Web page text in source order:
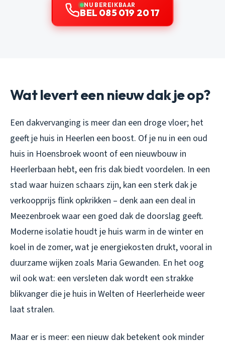
NU BEREIKBAAR
BEL 085 019 20 17
Wat levert een nieuw dak je op?
Een dakvervanging is meer dan een droge vloer; het
geeft je huis in Heerlen een boost. Of je nu in een oud
huis in Hoensbroek woont of een nieuwbouw in
Heerlerbaan hebt, een fris dak biedt voordelen. In een
stad waar huizen schaars zijn, kan een sterk dak je
verkoopprijs flink opkrikken – denk aan een deal in
Meezenbroek waar een goed dak de doorslag geeft.
Moderne isolatie houdt je huis warm in de winter en
koel in de zomer, wat je energiekosten drukt, vooral in
duurzame wijken zoals Maria Gewanden. En het oog
wil ook wat: een versleten dak wordt een strakke
blikvanger die je huis in Welten of Heerlerheide weer
laat stralen.
Maar er is meer: een nieuw dak betekent ook minder